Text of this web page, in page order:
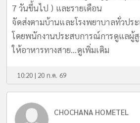
7 วันขึ้นไป ) และรายเดือน
จัดส่งตามบ้านและโรงพยาบาลทั่วปร
โดยพนักงานประสบการณ์การดูแลผู้สู
ให้อาหารทางสาย...ดูเพิ่มเติม
10:20 | 20 ก.ค. 69
CHOCHANA HOMETEL